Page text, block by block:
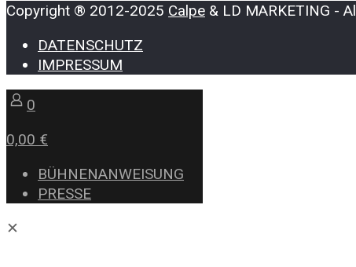
Copyright ® 2012-2025 Calpe & LD MARKETING -
DATENSCHUTZ
IMPRESSUM
0
0,00 €
BÜHNENANWEISUNG
PRESSE
✕